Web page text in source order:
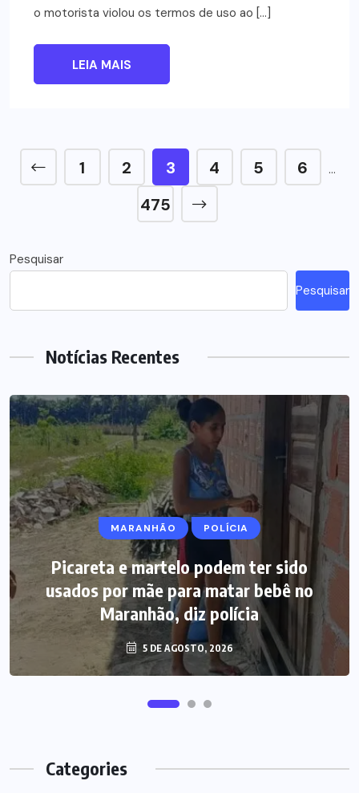
o motorista violou os termos de uso ao […]
LEIA MAIS
1 2 3 4 5 6 …
475
Pesquisar
Pesquisar
Notícias Recentes
MARANHÃO POLÍCIA
Picareta e martelo podem ter sido
usados por mãe para matar bebê no
Maranhão, diz polícia
5 DE AGOSTO, 2026
Categories